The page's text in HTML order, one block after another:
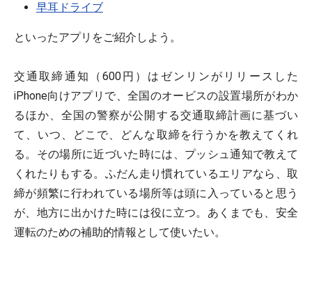
早耳ドライブ
といったアプリをご紹介しよう。
交通取締通知（600円）はゼンリンがリリースした
iPhone向けアプリで、全国のオービスの設置場所がわか
るほか、全国の警察が公開する交通取締計画に基づい
て、いつ、どこで、どんな取締を行うかを教えてくれ
る。その場所に近づいた時には、プッシュ通知で教えて
くれたりもする。ふだん走り慣れているエリアなら、取
締が頻繁に行われている場所等は頭に入っていると思う
が、地方に出かけた時には役に立つ。あくまでも、安全
運転のための補助的情報として使いたい。